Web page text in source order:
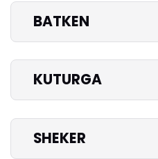
BATKEN
KUTURGA
SHEKER